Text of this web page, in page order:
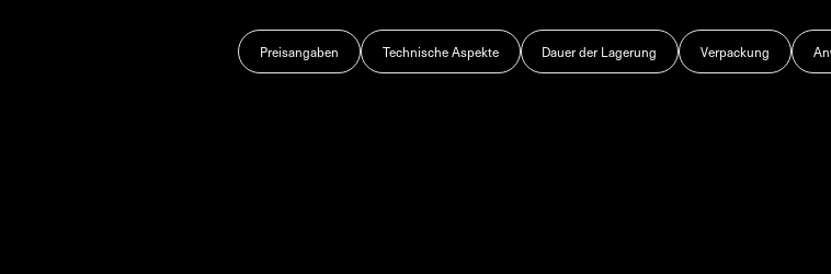
Preisangaben Technische Aspekte Dauer der Lagerung Verpackung